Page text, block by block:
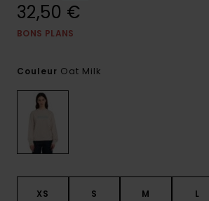
32,50 €
BONS PLANS
Couleur Oat Milk
XS S M L